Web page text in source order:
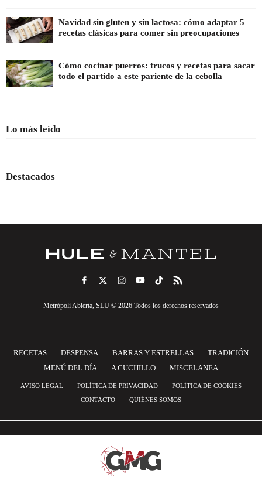
Navidad sin gluten y sin lactosa: cómo adaptar 5
recetas clásicas para comer sin preocupaciones
Cómo cocinar puerros: trucos y recetas para sacar
todo el partido a este pariente de la cebolla
Lo más leído
Destacados
Metrópoli Abierta, SLU © 2026 Todos los derechos reservados
RECETAS DESPENSA BARRAS Y ESTRELLAS
TRADICIÓN
MENÚ DEL DÍA
A CUCHILLO MISCELANEA
AVISO LEGAL POLÍTICA DE PRIVACIDAD
POLÍTICA DE COOKIES
CONTACTO
QUIÉNES SOMOS